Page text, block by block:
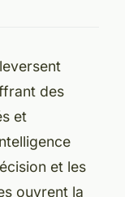
des
et
et les
ouvrent la